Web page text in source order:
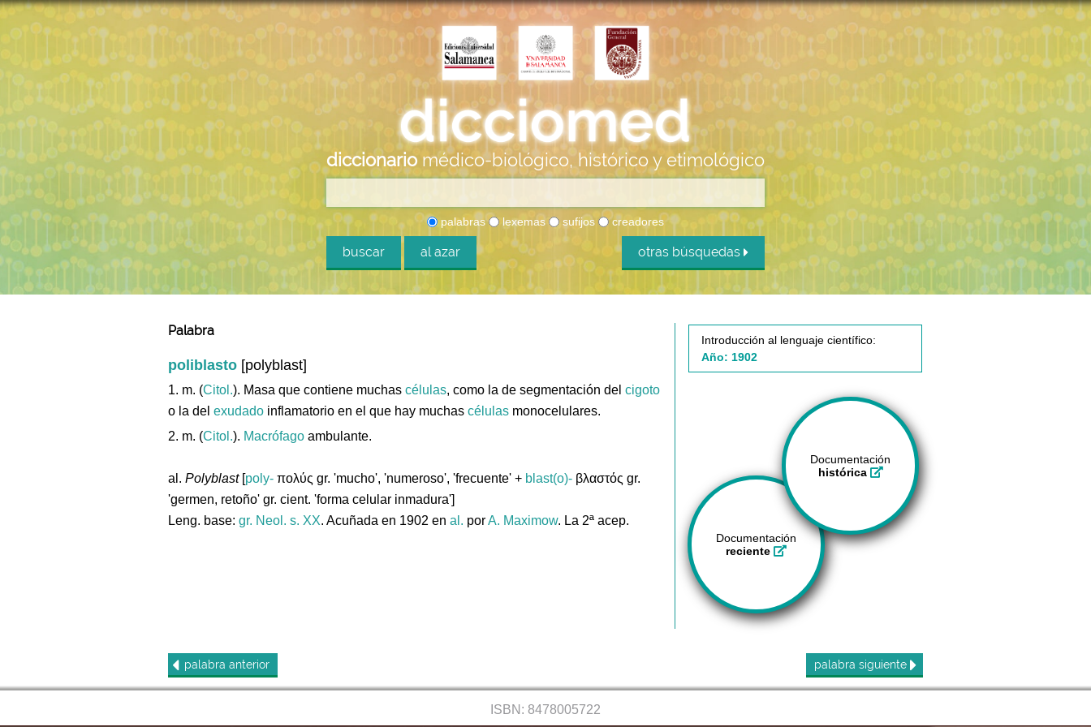
diccionario médico-biológico, histórico y etimológico
palabras lexemas sufijos creadores
buscar al azar otras búsquedas
Palabra
poliblasto [polyblast]
1. m. (Citol.). Masa que contiene muchas células, como la de segmentación del cigoto
o la del exudado inflamatorio en el que hay muchas células monocelulares.
2. m. (Citol.). Macrófago ambulante.
al. Polyblast[poly- πολύς gr. 'mucho', 'numeroso', 'frecuente' + blast(o)- βλαστός gr.
'germen, retoño' gr. cient. 'forma celular inmadura']
Leng. base: gr. Neol. s. XX. Acuñada en 1902 en al. porA. Maximow. La 2ª acep.
Introducción al lenguaje científico:
Año: 1902
Documentación
histórica
Documentación
reciente
palabra anterior palabra siguiente
ISBN: 8478005722